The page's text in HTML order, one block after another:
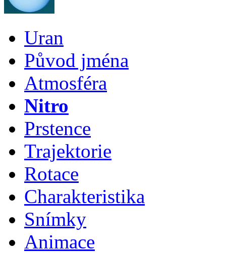
Uran
Původ jména
Atmosféra
Nitro
Prstence
Trajektorie
Rotace
Charakteristika
Snímky
Animace